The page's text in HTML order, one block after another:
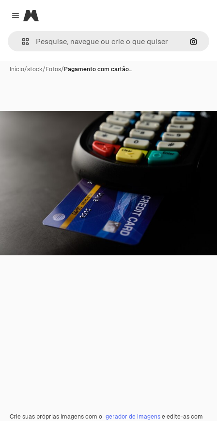
Close menu
Magnific
Início/stock/Fotos/Pagamento com cartão…
Crie suas próprias imagens com o gerador de imagense edite-as com